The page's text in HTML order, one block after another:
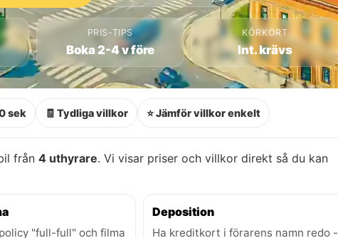
PRIS-TIPS
Boka 2-4 v före
KÖRKORT
Int. krävs
sek 🧾 Tydliga villkor ⭐ Jämför villkor enkelt
från 4 uthyrare. Vi visar priser och villkor direkt så du kan
"full-full" och filma
Deposition
Ha kreditkort i förarens namn redo -